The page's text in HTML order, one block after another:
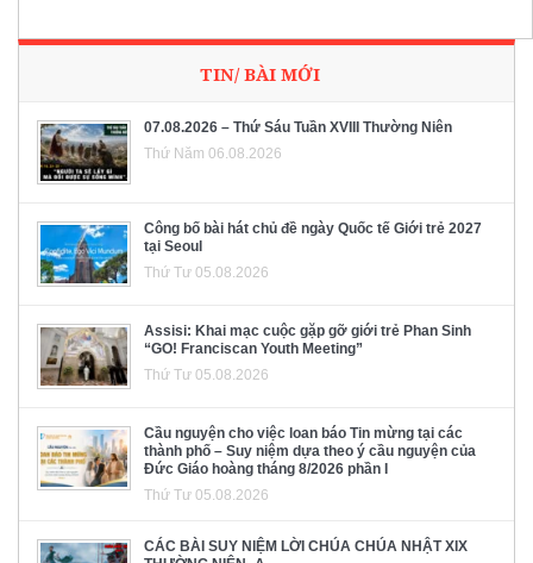
TIN/ BÀI MỚI
07.08.2026 – Thứ Sáu Tuần XVIII Thường Niên
Thứ Năm 06.08.2026
Công bố bài hát chủ đề ngày Quốc tế Giới trẻ 2027
tại Seoul
Thứ Tư 05.08.2026
Assisi: Khai mạc cuộc gặp gỡ giới trẻ Phan Sinh
“GO! Franciscan Youth Meeting”
Thứ Tư 05.08.2026
Cầu nguyện cho việc loan báo Tin mừng tại các
thành phố – Suy niệm dựa theo ý cầu nguyện của
Đức Giáo hoàng tháng 8/2026 phần I
Thứ Tư 05.08.2026
CÁC BÀI SUY NIỆM LỜI CHÚA CHÚA NHẬT XIX